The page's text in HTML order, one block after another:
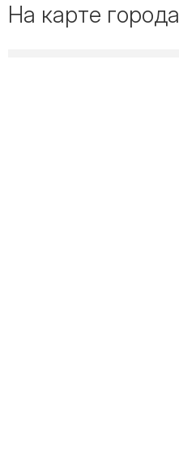
На карте города